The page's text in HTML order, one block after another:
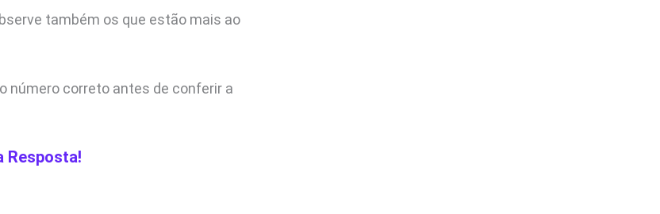
também os que estão mais ao
número correto antes de conferir a
Resposta!